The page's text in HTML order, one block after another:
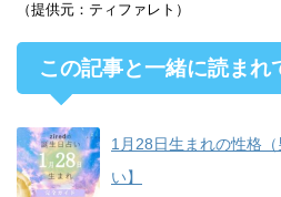
（提供元：ティファレト）
この記事と一緒に読まれ
1月28日生まれの性格
い】